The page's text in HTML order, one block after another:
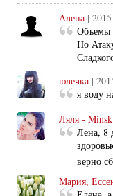
Алена |
Объемы
Но
юлечка |
я воду
Ляля - Minsk
Лена, 8
верно
Мария,